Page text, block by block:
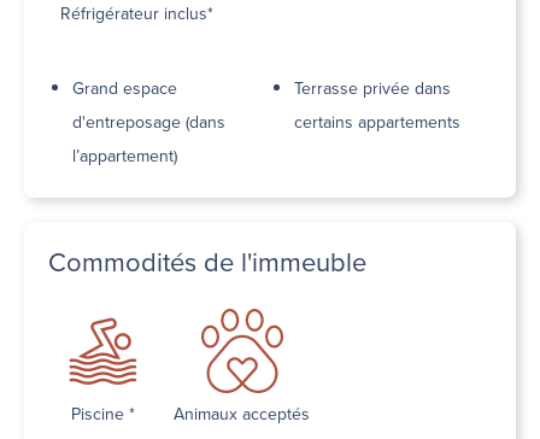
Réfrigérateur inclus*
Grand espace
d'entreposage (dans
l’appartement)
Terrasse privée dans
certains appartements
Commodités de l'immeuble
Piscine * Animaux acceptés